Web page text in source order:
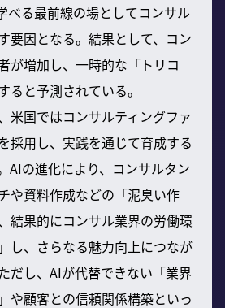
べる最前線の場としてコンサル
要因となる。結果として、コン
が増加し、一時的な「トリコ
ると予測されている。
米国ではコンサルティングファ
採用し、実践を通じて育成する
AIの進化により、コンサルタン
や資料作成などの「泥臭い作
結果的にコンサル業界の労働環
し、さらなる魅力向上につなが
だし、AIが代替できない「業界
や顧客との信頼関係構築といっ